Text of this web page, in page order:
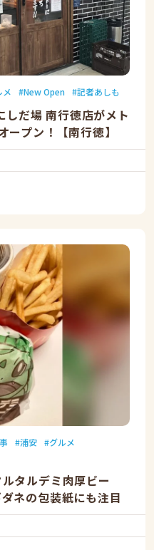
メ New Open 記者あしも
しだ場 南行徳店がメト
プン！【南行徳】
浦安
グルメ
タルデミ肉厚ビー
ネの包装紙にも注目